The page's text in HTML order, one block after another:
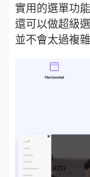
實用的選單功
還可以做超級
並不會太過複雜